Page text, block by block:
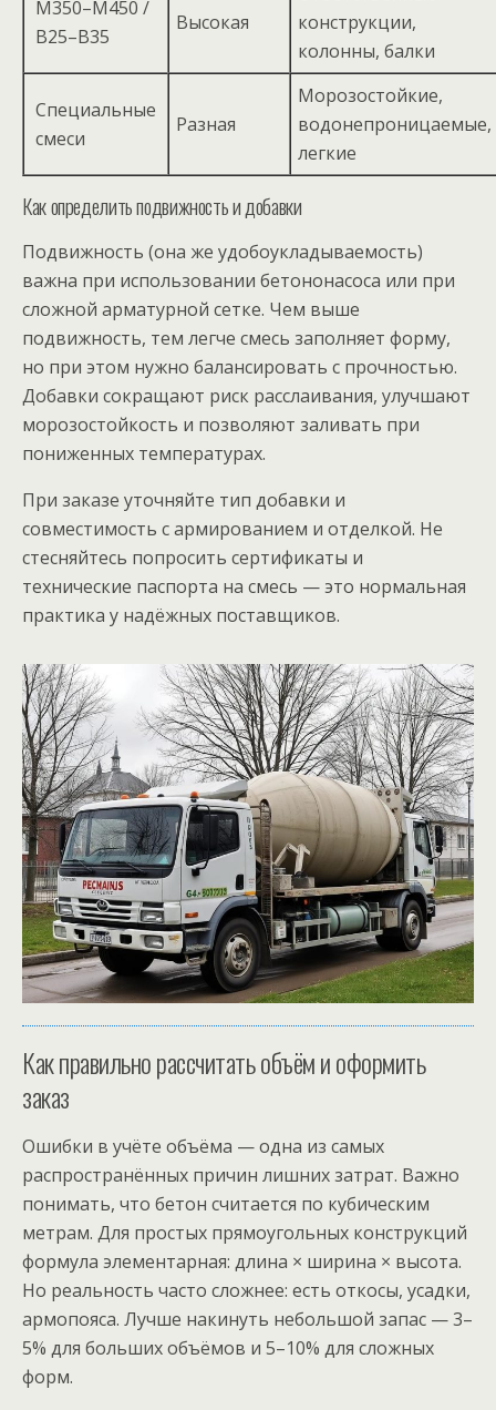
М350–М450 /
B25–B35
Высокая
конструкции,
колонны, балки
Специальные
смеси
Разная
Морозостойкие,
водонепроницаемые,
легкие
Как определить подвижность и добавки
Подвижность (она же удобоукладываемость)
важна при использовании бетононасоса или при
сложной арматурной сетке. Чем выше
подвижность, тем легче смесь заполняет форму,
но при этом нужно балансировать с прочностью.
Добавки сокращают риск расслаивания, улучшают
морозостойкость и позволяют заливать при
пониженных температурах.
При заказе уточняйте тип добавки и
совместимость с армированием и отделкой. Не
стесняйтесь попросить сертификаты и
технические паспорта на смесь — это нормальная
практика у надёжных поставщиков.
Как правильно рассчитать объём и оформить
заказ
Ошибки в учёте объёма — одна из самых
распространённых причин лишних затрат. Важно
понимать, что бетон считается по кубическим
метрам. Для простых прямоугольных конструкций
формула элементарная: длина × ширина × высота.
Но реальность часто сложнее: есть откосы, усадки,
армопояса. Лучше накинуть небольшой запас — 3–
5% для больших объёмов и 5–10% для сложных
форм.